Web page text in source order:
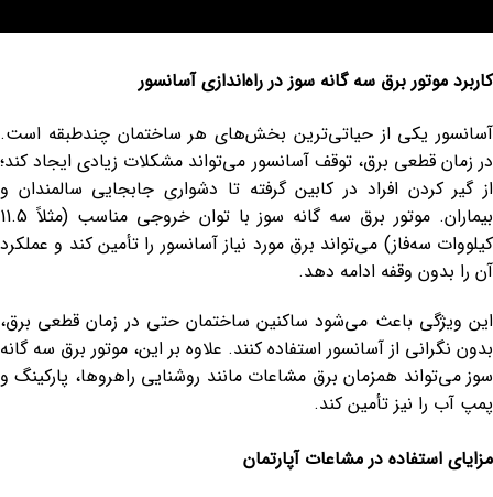
کاربرد موتور برق سه گانه سوز در راه‌اندازی آسانسور
آسانسور یکی از حیاتی‌ترین بخش‌های هر ساختمان چندطبقه است.
در زمان قطعی برق، توقف آسانسور می‌تواند مشکلات زیادی ایجاد کند؛
از گیر کردن افراد در کابین گرفته تا دشواری جابجایی سالمندان و
بیماران. موتور برق سه گانه سوز با توان خروجی مناسب (مثلاً 11.5
کیلووات سه‌فاز) می‌تواند برق مورد نیاز آسانسور را تأمین کند و عملکرد
آن را بدون وقفه ادامه دهد.
این ویژگی باعث می‌شود ساکنین ساختمان حتی در زمان قطعی برق،
بدون نگرانی از آسانسور استفاده کنند. علاوه بر این، موتور برق سه گانه
سوز می‌تواند همزمان برق مشاعات مانند روشنایی راهروها، پارکینگ و
پمپ آب را نیز تأمین کند.
مزایای استفاده در مشاعات آپارتمان